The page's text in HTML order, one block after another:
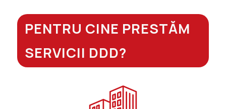
PENTRU CINE PRESTĂM
SERVICII DDD?